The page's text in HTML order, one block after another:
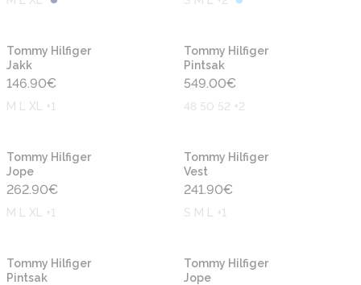
Tommy Hilfiger
Jakk
146.90€
M L XL +1
Tommy Hilfiger
Pintsak
549.00€
48 50 52 +2
Tommy Hilfiger
Jope
262.90€
M L XL +1
Tommy Hilfiger
Vest
241.90€
S M L +1
Tommy Hilfiger
Pintsak
Tommy Hilfiger
Jope